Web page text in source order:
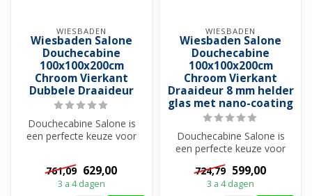
WIESBADEN
Wiesbaden Salone
Douchecabine
100x100x200cm
Chroom Vierkant
Dubbele Draaideur
Douchecabine Salone is
een perfecte keuze voor
ruime, st...
761,09 629,00
3 a 4 dagen
WIESBADEN
Wiesbaden Salone
Douchecabine
100x100x200cm
Chroom Vierkant
Draaideur 8 mm helder
glas met nano-coating
Douchecabine Salone is
een perfecte keuze voor
wie op zoek is naar een
ruime, st...
724,79 599,00
3 a 4 dagen